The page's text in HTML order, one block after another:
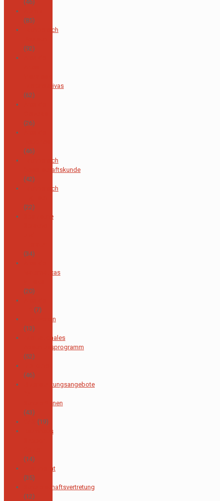
(46)
(85)
Fachbereich
(92)
Interpretativas
(62)
(26)
(46)
Fachbereich
Gesellschaftskunde
(42)
Fachbereich
(22)
Spanische
(34)
Matemáticas
(20)
(7)
Elternverein
(13)
Internationales
Abschlussprogramm
(52)
(46)
Unterstützungsangebote
Schüler*innen
(43)
(19)
Baumhaus
(14)
Elternbeirat
(35)
Schülerschaftsvertretung
(12)